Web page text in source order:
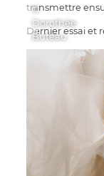
transmettre
Dernier essai et
©
Dorothée
Buteau